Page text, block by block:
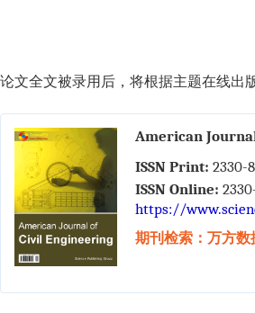
论文全文被录用后，将根据主题在线出
American
ISSN Print: 2330-
ISSN Online:
https://
期刊检索：万方数